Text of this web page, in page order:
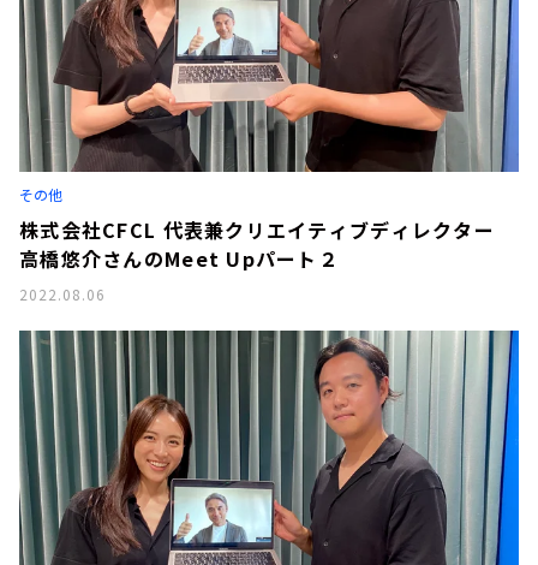
その他
株式会社CFCL 代表兼クリエイティブディレクター
高橋悠介さんのMeet Upパート２
2022.08.06